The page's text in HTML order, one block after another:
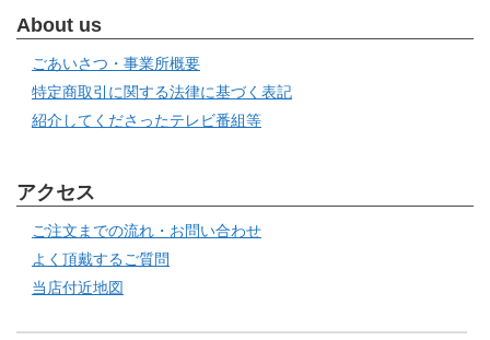
About us
ごあいさつ・事業所概要
特定商取引に関する法律に基づく表記
紹介してくださったテレビ番組等
アクセス
ご注文までの流れ・お問い合わせ
よく頂戴するご質問
当店付近地図